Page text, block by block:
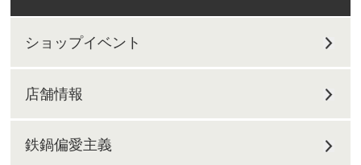
ショップイベント
店舗情報
鉄鍋偏愛主義